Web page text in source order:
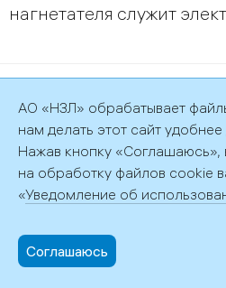
нагнетателя служит
Политика обработки
192029, г. Санкт-Петербург, пр.
+7 (812) 372-58-81,
АО «НЗЛ» обрабатывает
нам делать этот сайт
Нажав кнопку «Соглашаюсь»,
на обработку файлов cookie
«Уведомление об
Соглашаюсь